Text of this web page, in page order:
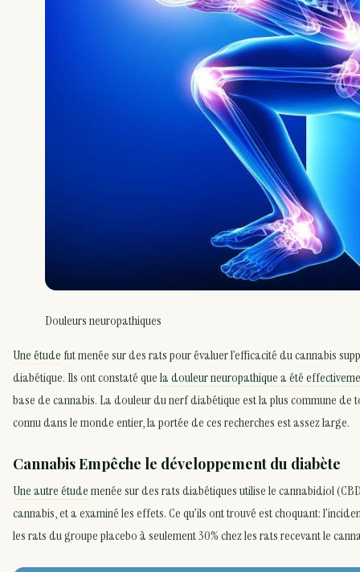
Douleurs neuropathiques
Une étude fut menée sur des rats pour évaluer l’efficacité du cannabis
diabétique. Ils ont constaté quela douleur neuropathique a été
base de cannabis. La douleur du nerf diabétique est la plus commune de
connu dans le monde entier, la portée de ces recherches est assez large.
Cannabis Empêche le développement du diabète
Une autre étudemenée sur des rats diabétiques utilise le cannabidiol
cannabis, et a examiné les effets. Ce qu’ils ont trouvé est choquant:
les rats du groupe placebo à seulement 30% chez les rats recevant le